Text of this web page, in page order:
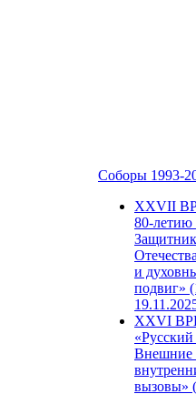
Соборы 1993-
ХХVII
80-
и
подвиг»
XXVI
Внешние
вызовы»